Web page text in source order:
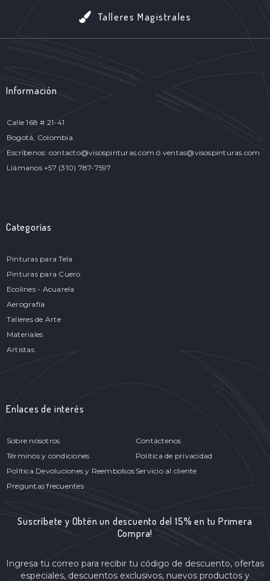
Talleres Magistrales
Información
Calle 168 # 21-41
Bogotá, Colombia
Escríbenos: contacto@visospinturas.com ó ventas@visospinturas.com
Llámanos +57 (310) 787-7597
Categorías
Pinturas para Tela
Pinturas para Cuero
Ecolines - Acuarela
Aerografía
Talleres de Arte
Materiales
Artistas
Enlaces de interés
Sobre nosotros
Contáctenos
Términos y condiciones
Política de privacidad
Política Devoluciones y Reembolsos Servicio al cliente
Preguntas frecuentes
Suscríbete y Obtén un descuento del 15% en tu Primera
Compra!
Ingresa tu correo para recibir tu código de descuento, ofertas
especiales, descuentos exclusivos, nuevos productos y